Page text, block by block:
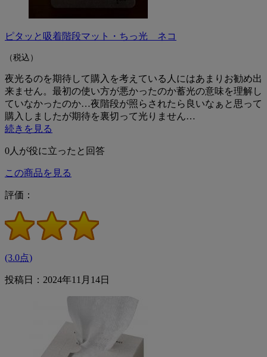
ピタッと吸着階段マット・ちっ光 ネコ
（税込）
夜光るのを期待して購入を考えている人にはあまりお勧め出
来ません。最初の使い方が悪かったのか蓄光の意味を理解し
ていなかったのか…夜階段が照らされたら良いなぁと思って
購入しましたが期待を裏切って光りません…
続きを見る
0人が役に立ったと回答
この商品を見る
評価：
(3.0点)
投稿日：2024年11月14日